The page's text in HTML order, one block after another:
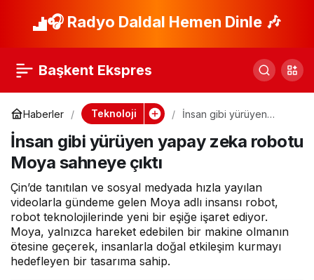
🎧 Radyo Daldal Hemen Dinle 🎶
Başkent Ekspres
Haberler Teknoloji
İnsan gibi yürüyen
Moya sahneye çıktı
İnsan gibi yürüyen yapay zeka robotu
Moya sahneye çıktı
Çin’de tanıtılan ve sosyal medyada hızla yayılan
videolarla gündeme gelen Moya adlı insansı robot,
robot teknolojilerinde yeni bir eşiğe işaret ediyor.
Moya, yalnızca hareket edebilen bir makine olmanın
ötesine geçerek, insanlarla doğal etkileşim kurmayı
hedefleyen bir tasarıma sahip.
Gece
devrim yaratan
HONOR Magic8 Pro
Türkiye’de satışa
sunuldu
Paylaş